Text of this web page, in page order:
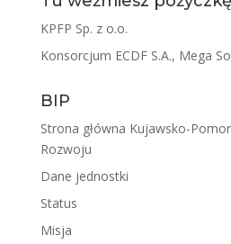
KPFP Sp. z o.o.
Konsorcjum ECDF S.A., Mega
BIP
Strona główna Kujawsko-
Rozwoju
Dane jednostki
Status
Misja